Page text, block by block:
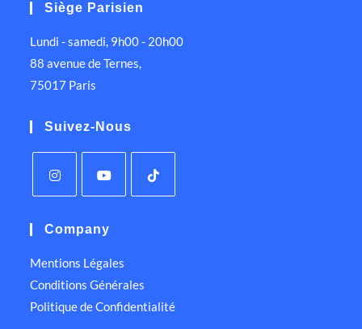
Siège Parisien
Lundi - samedi, 9h00 - 20h00
88 avenue de Ternes,
75017 Paris
Suivez-Nous
Company
Mentions Légales
Conditions Générales
Politique de Confidentialité